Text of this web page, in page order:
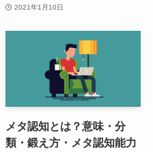
2021年1月10日
メタ認知とは？意味・分
類・鍛え方・メタ認知能力